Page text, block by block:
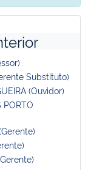
Substituto)
(Ouvidor)
PORTO